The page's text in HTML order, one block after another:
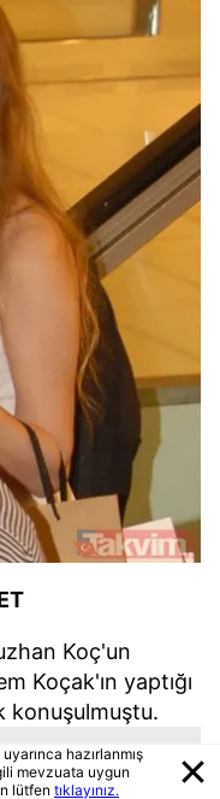
Koç'un
Koçak'ın yaptığı
konuşulmuştu.
hazırlanmış
mevzuata uygun
lütfen tıklayınız.